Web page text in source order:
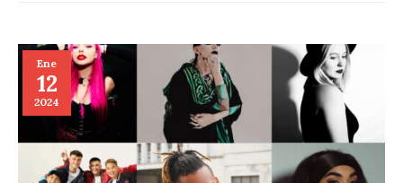
Ene
12
2024